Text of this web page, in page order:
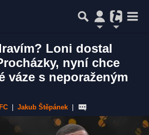
Loni dostal
nyní chce
váze s neporaženým
Jakub Štěpánek